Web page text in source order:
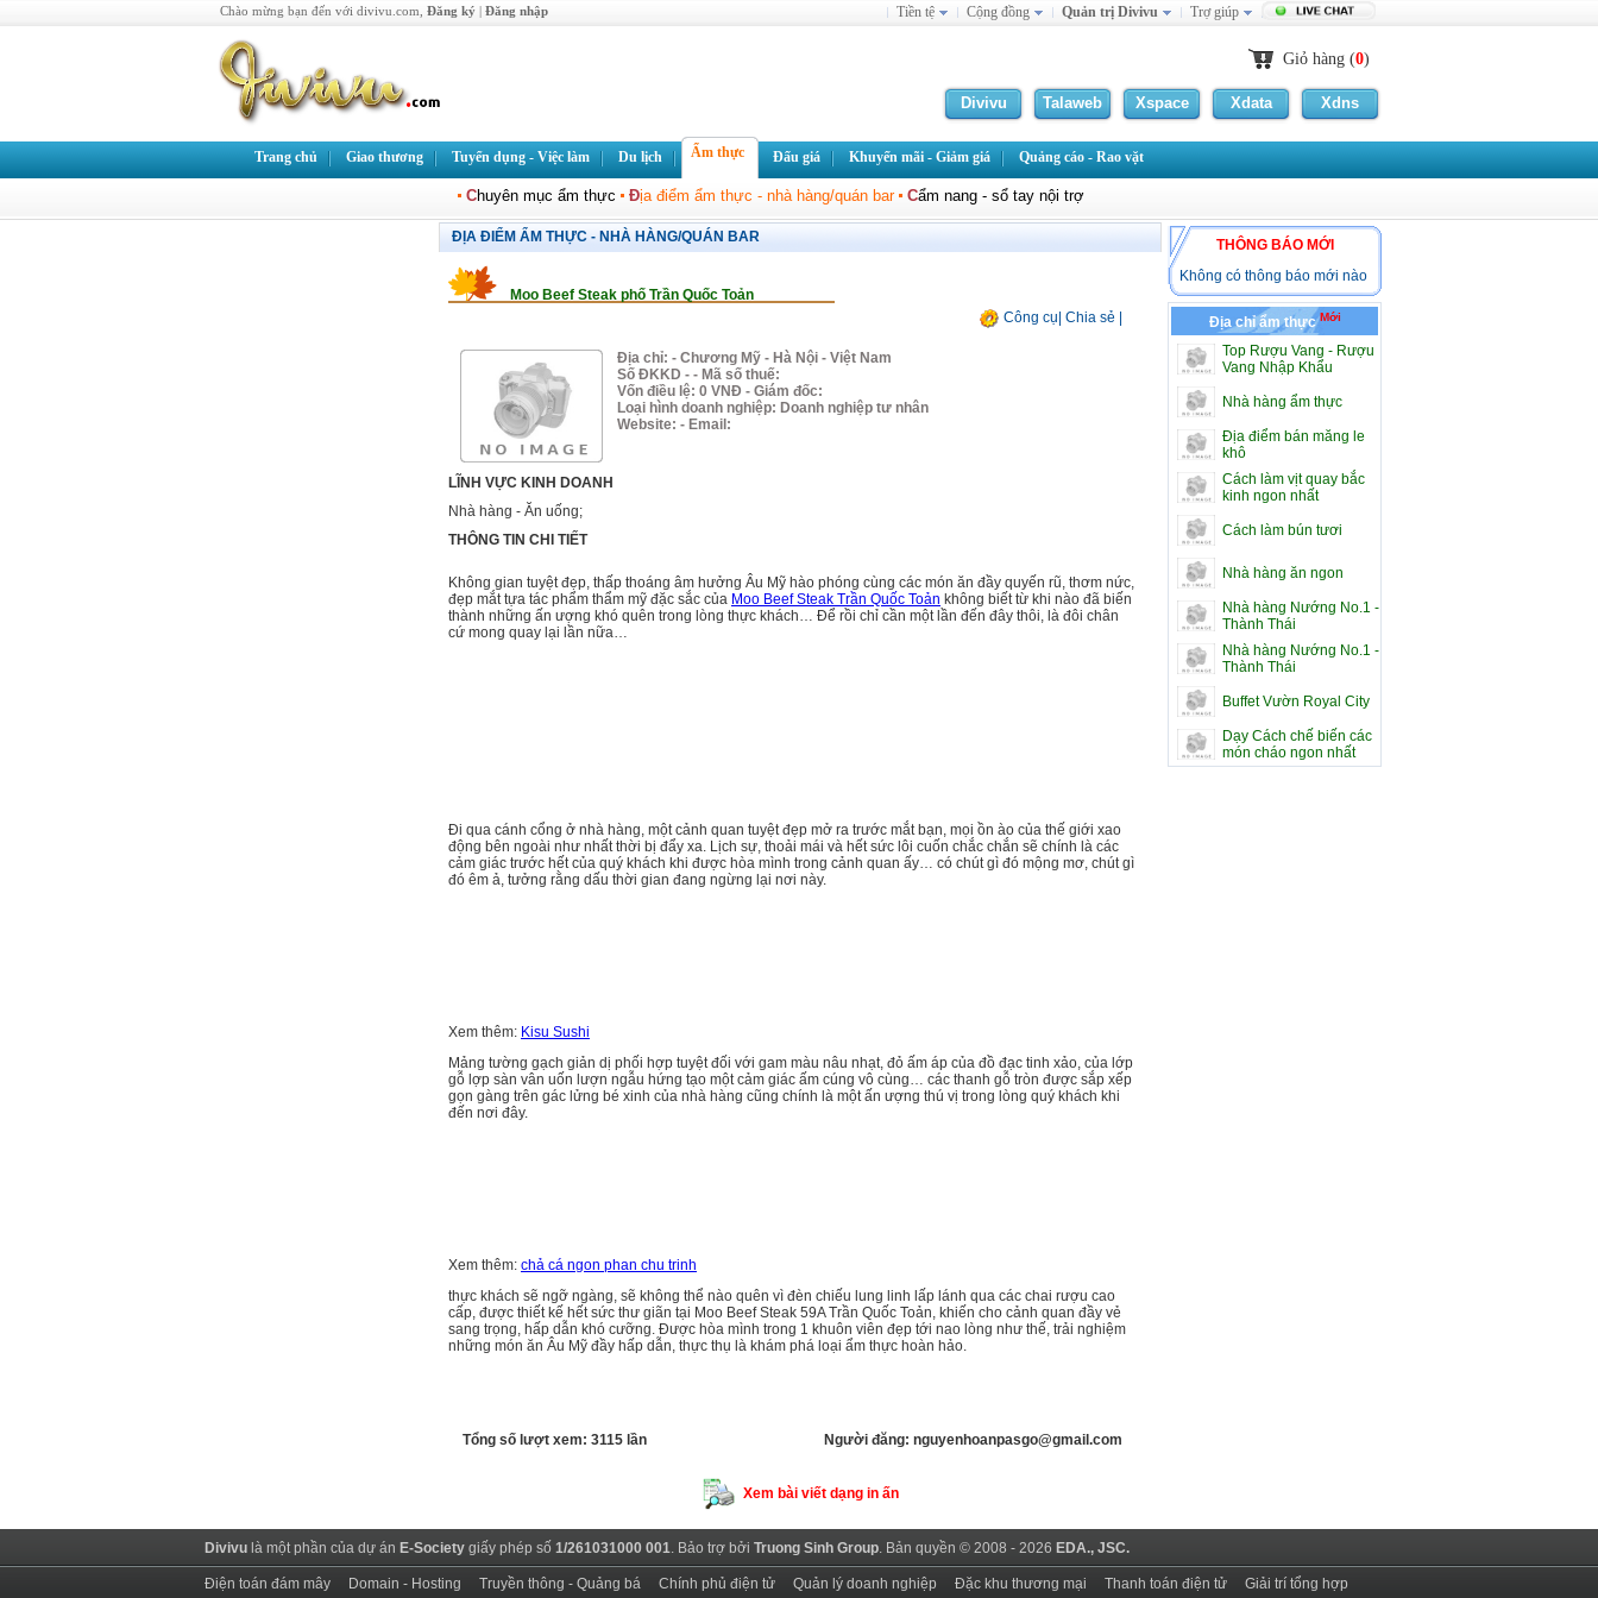
Chào mừng bạn đến với divivu.com, Đăng ký | Đăng nhập Tiền tệ Cộng đồng Quản trị Divivu Trợ giúp
Giỏ hàng (0)
Divivu Talaweb Xspace Xdata Xdns
Trang chủ Giao thương Tuyển dụng - Việc làm Du lịch Ẩm thực Đấu giá Khuyến mãi - Giảm giá Quảng cáo - Rao vặt
Cẩm nang - sổ tay nội trợ
Địa điểm ẩm thực - nhà hàng/quán bar
Chuyên mục ẩm thực
ĐỊA ĐIỂM ẨM THỰC - NHÀ HÀNG/QUÁN BAR
Moo Beef Steak phố Trần Quốc Toản
Chia sẻ
Công cụ
Địa chỉ: - Chương Mỹ - Hà Nội - Việt Nam
Số ĐKKD - - Mã số thuế:
Vốn điều lệ: 0 VNĐ - Giám đốc:
Loại hình doanh nghiệp: Doanh nghiệp tư nhân
Website: - Email:
LĨNH VỰC KINH DOANH
Nhà hàng - Ăn uống;
THÔNG TIN CHI TIẾT
Không gian tuyệt đẹp, thấp thoáng âm hưởng Âu Mỹ hào phóng cùng các món ăn đầy quyến rũ, thơm nức,
đẹp mắt tựa tác phẩm thẩm mỹ đặc sắc của Moo Beef Steak Trần Quốc Toản không biết từ khi nào đã biến
thành những ấn ượng khó quên trong lòng thực khách… Để rồi chỉ cần một lần đến đây thôi, là đôi chân
cứ mong quay lại lần nữa…
Đi qua cánh cổng ở nhà hàng, một cảnh quan tuyệt đẹp mở ra trước mắt bạn, mọi ồn ào của thế giới xao
động bên ngoài như nhất thời bị đẩy xa. Lịch sự, thoải mái và hết sức lôi cuốn chắc chắn sẽ chính là các
cảm giác trước hết của quý khách khi được hòa mình trong cảnh quan ấy… có chút gì đó mộng mơ, chút gì
đó êm ả, tưởng rằng dấu thời gian đang ngừng lại nơi này.
Xem thêm: Kisu Sushi
Mảng tường gạch giản dị phối hợp tuyệt đối với gam màu nâu nhạt, đỏ ấm áp của đồ đạc tinh xảo, của lớp
gỗ lợp sàn vân uốn lượn ngẫu hứng tạo một cảm giác ấm cúng vô cùng… các thanh gỗ tròn được sắp xếp
gọn gàng trên gác lửng bé xinh của nhà hàng cũng chính là một ấn ượng thú vị trong lòng quý khách khi
đến nơi đây.
Xem thêm: chả cá ngon phan chu trinh
thực khách sẽ ngỡ ngàng, sẽ không thể nào quên vì đèn chiếu lung linh lấp lánh qua các chai rượu cao
cấp, được thiết kế hết sức thư giãn tại Moo Beef Steak 59A Trần Quốc Toản, khiến cho cảnh quan đầy vẻ
sang trọng, hấp dẫn khó cưỡng. Được hòa mình trong 1 khuôn viên đẹp tới nao lòng như thế, trải nghiệm
những món ăn Âu Mỹ đầy hấp dẫn, thực thụ là khám phá loại ẩm thực hoàn hảo.
Tổng số lượt xem: 3115 lần Người đăng: nguyenhoanpasgo@gmail.com
Xem bài viết dạng in ấn
THÔNG BÁO MỚI
Không có thông báo mới nào
Địa chỉ ẩm thực Mới
Top Rượu Vang - Rượu
Vang Nhập Khẩu
Nhà hàng ẩm thực
Địa điểm bán măng le
khô
Cách làm vịt quay bắc
kinh ngon nhất
Cách làm bún tươi
Nhà hàng ăn ngon
Nhà hàng Nướng No.1 -
Thành Thái
Nhà hàng Nướng No.1 -
Thành Thái
Buffet Vườn Royal City
Dạy Cách chế biến các
món cháo ngon nhất
Divivu là một phần của dự án E-Society giấy phép số 1/261031000 001. Bảo trợ bởi Truong Sinh Group. Bản quyền © 2008 - 2026 EDA., JSC.
Điện toán đám mây Domain - Hosting Truyền thông - Quảng bá Chính phủ điện tử Quản lý doanh nghiệp Đặc khu thương mại Thanh toán điện tử Giải trí tổng hợp